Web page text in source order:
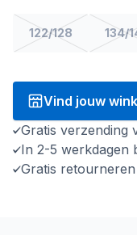
122/128 134/
Vind jouw
Gratis verzending
In 2-5 werkdagen
Gratis